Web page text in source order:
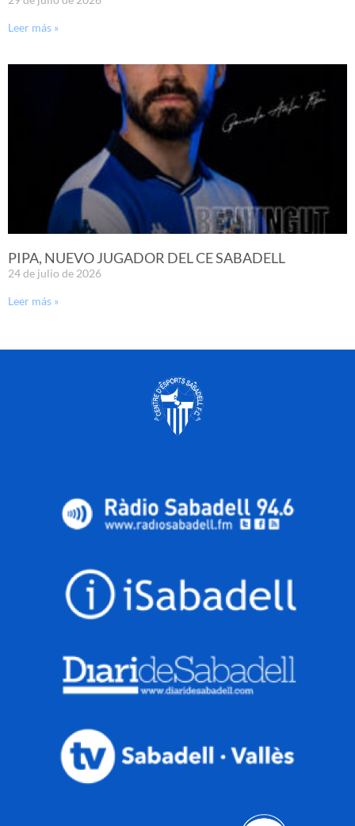
Leer más »
PIPA, NUEVO JUGADOR DEL CE SABADELL
24 de julio de 2026
Leer más »